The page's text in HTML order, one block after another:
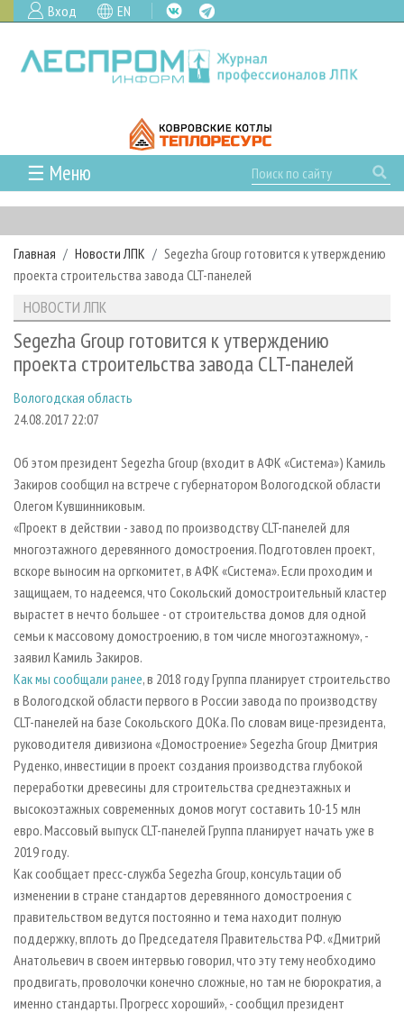
Вход EN
☰ Меню
ГЛАВНАЯ
РУБРИКИ И ТЕМЫ
РУБРИКИ ЖУРНАЛА
ЛЕСОЗАГОТОВКА
ЛЕСОПИЛЕНИЕ
СУШКА ДРЕВЕСИНЫ
ДЕРЕВЯННОЕ ДОМОСТРОЕНИЕ
ПРОИЗВОДСТВО МЕБЕЛИ
БИОЭНЕРГЕТИКА
ЦБП
ИНСТРУМЕНТ И МАТЕРИАЛЫ
НОВОСТИ
НОВОСТИ ЛПК
НОВОСТИ ЖУРНАЛА
ПРОЕКТЫ ЛПИ
АНАЛИТИКА
ПРЕДПРИЯТИЯ ЛПК
ПЕРСОНЫ
ОФИЦИАЛЬНЫЕ ДЕЛЕГАЦИИ
ПРИОРИТЕТНЫЕ ИНВЕСТПРОЕКТЫ
RUSSIAN FORESTRY REVIEW
ГАЗЕТА ЛЕСПРОМФОРУМ
БИБЛИОТЕКА СПЕЦИАЛИСТА
АРХИВ
АРХИВ ЖУРНАЛОВ
О ЖУРНАЛЕ
ПОДПИСКА
КОНТАКТЫ
РЕКЛАМОДАТЕЛЯМ
РЕКЛАМА
Главная Новости ЛПК
Segezha Group готовится к утверждению
проекта строительства завода CLT-панелей
НОВОСТИ ЛПК
Segezha Group готовится к утверждению
проекта строительства завода CLT-панелей
Вологодская область
24.08.2017 22:07
Об этом президент Segezha Group (входит в АФК «Система») Камиль
Закиров сообщил на встрече с губернатором Вологодской области
Олегом Кувшинниковым.
«Проект в действии - завод по производству CLT-панелей для
многоэтажного деревянного домостроения. Подготовлен проект,
вскоре выносим на оргкомитет, в АФК «Система». Если проходим и
защищаем, то надеемся, что Сокольский домостроительный кластер
вырастет в нечто большее - от строительства домов для одной
семьи к массовому домостроению, в том числе многоэтажному», -
заявил Камиль Закиров.
Как мы сообщали ранее, в 2018 году Группа планирует строительство
в Вологодской области первого в России завода по производству
CLT-панелей на базе Сокольского ДОКа. По словам вице-президента,
руководителя дивизиона «Домостроение» Segezha Group Дмитрия
Руденко, инвестиции в проект создания производства глубокой
переработки древесины для строительства среднеэтажных и
высокоэтажных современных домов могут составить 10-15 млн
евро. Массовый выпуск CLT-панелей Группа планирует начать уже в
2019 году.
Как сообщает пресс-служба Segezha Group, консультации об
изменении в стране стандартов деревянного домостроения с
правительством ведутся постоянно и тема находит полную
поддержку, вплоть до Председателя Правительства РФ. «Дмитрий
Анатольевич в своем интервью говорил, что эту тему необходимо
продвигать, проволочки конечно сложные, но там не бюрократия, а
именно стандарты. Прогресс хороший», - сообщил президент